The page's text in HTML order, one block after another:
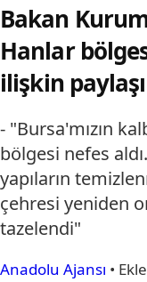
Bakan
Hanlar
ilişkin
- "Bursa'mızın
bölgesi nefes
yapıların
çehresi yeniden
tazelendi"
Anadolu Ajansı •